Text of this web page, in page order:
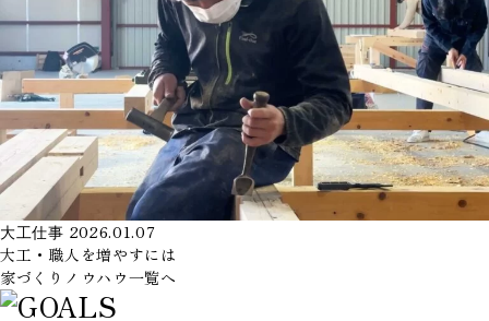
大工仕事 2026.01.07
大工・職人を増やすには
家づくりノウハウ一覧へ